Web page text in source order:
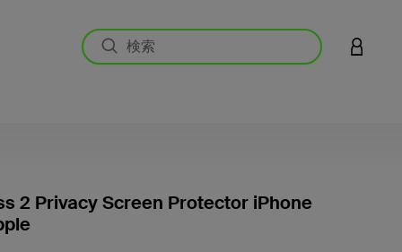
アカウ
2 Privacy Screen Protector iPhone